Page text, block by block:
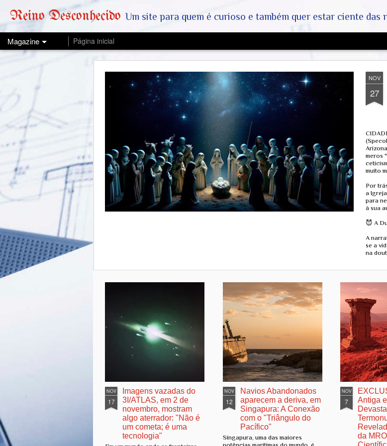
Reino Desconhecido Um site para quem é curioso e também quer estar ciente das notícias que geralmente não aparecem na grande mídia. Abram a
Magazine Página inicial
NOV
27
meros
muito
Por
a
para
à sua
😈 A
A
se a
na
NOV
17
Imagens vazadas do
3I/ATLAS, em 2 de
novembro, mostram
algo aterrador: "Não é
um cometa; é uma
tecnologia"
NOV
12
Navios Abandonados
aparecem a deriva, em
Singapura: A Conexão
com o "Triângulo do
Pacífico"
Singapura, uma das maiores
NOV
7
Antiga
da